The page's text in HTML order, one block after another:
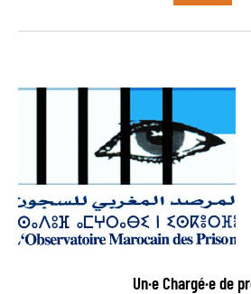
Un·e Chargé·e de